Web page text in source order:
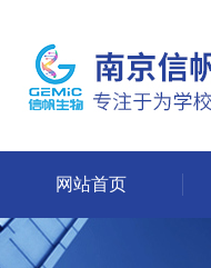
网站首页